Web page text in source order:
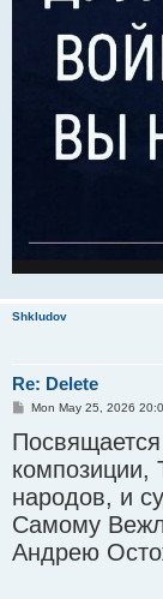
Shkludov
Re: Delete
P
s
t
Mon May 25, 2026
композиции,
народов, и
Самому
Андрею